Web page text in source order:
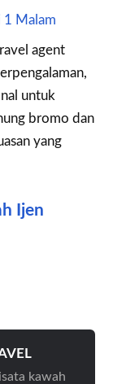
1 Malam
agent
untuk
bromo dan
yang
Ijen
kawah